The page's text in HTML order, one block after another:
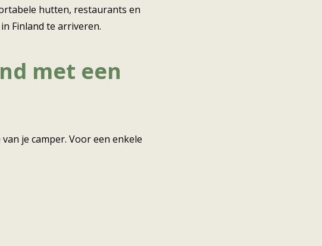
hutten, restaurants en
Finland te arriveren.
met een
je camper. Voor een enkele